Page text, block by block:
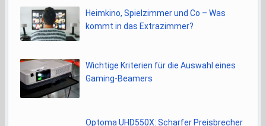
Heimkino, Spielzimmer und Co – Was
kommt in das Extrazimmer?
Wichtige Kriterien für die Auswahl eines
Gaming-Beamers
Optoma UHD550X: Scharfer Preisbrecher